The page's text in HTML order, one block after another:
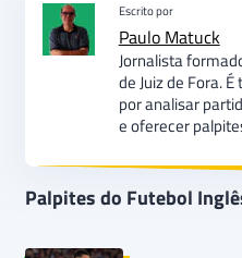
Escrito por
Paulo Matuck
Jornalista
de Juiz de Fora.
por analisar
e oferecer
Palpites do Futebol